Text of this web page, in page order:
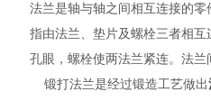
法兰是轴与轴之间相互连接的
指由法兰、垫片及螺栓三者相
孔眼，螺栓使两法兰紧连。法
锻打法兰是经过锻造工艺做出